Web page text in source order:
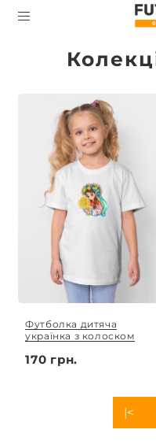
Футболка дитяча
українка з колоском
170 грн.
|<